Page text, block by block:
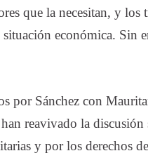
que la necesitan, y
económica. Sin
por Sánchez con
reavivado la
y por los derechos